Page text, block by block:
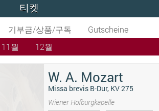
티켓
기부금/상품/구독
Gutscheine
11월 12월
W. A. Mozart
Missa brevis B-Dur, KV 275
Wiener Hofburgkapelle